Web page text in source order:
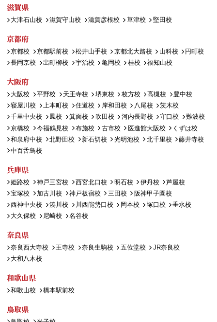
滋賀県
大津石山校 滋賀守山校 滋賀彦根校 草津校 堅田校
京都府
京都校 京都駅前校 松井山手校 京都北大路校 山科校
円町校
長岡京校
出町柳校 宇治校 亀岡校 桂校 福知山校
大阪府
大阪校 平野校 天王寺校 堺東校 枚方校 高槻校
豊中校
寝屋川校
上本町校 住道校 岸和田校 八尾校
茨木校
千里中央校
鳳校 箕面校 吹田校 河内長野校 守口校
難波校
京橋校
今福鶴見校 布施校 古市校 医進館大阪校
くずは校
和泉府中校
北野田校 新石切校 光明池校 北千里校
藤井寺校
中百舌鳥校
兵庫県
姫路校 神戸三宮校 西宮北口校 明石校 伊丹校
芦屋校
宝塚校
加古川校 神戸板宿校 三田校
阪神甲子園校
西神中央校
湊川校 川西能勢口校 岡本校 塚口校
垂水校
大久保校
尼崎校 名谷校
奈良県
奈良西大寺校 王寺校 奈良生駒校 五位堂校
JR奈良校
大和八木校
和歌山県
和歌山校 橋本駅前校
鳥取県